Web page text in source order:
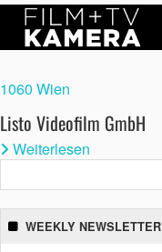
1060 Wien
Listo Videofilm GmbH
Weiterlesen
WEEKLY NEWSLETTER